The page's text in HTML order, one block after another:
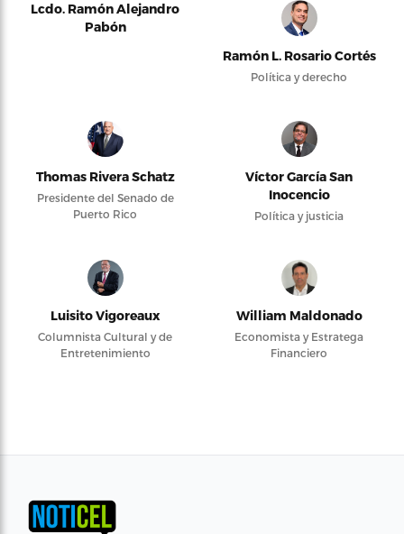
Lcdo. Ramón Alejandro
Pabón
Ramón L. Rosario Cortés
Política y derecho
Thomas Rivera Schatz
Presidente del Senado de
Puerto Rico
Víctor García San
Inocencio
Política y justicia
Luisito Vigoreaux
Columnista Cultural y de
Entretenimiento
William Maldonado
Economista y Estratega
Financiero